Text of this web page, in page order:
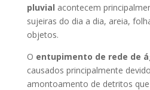
pluvial acontecem
sujeiras do dia a dia, areia,
objetos.
O entupimento de rede de
causados principalmente
amontoamento de detritos